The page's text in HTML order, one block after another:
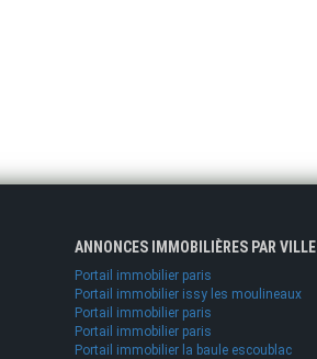
ANNONCES IMMOBILIÈRES PAR VILLE
Portail immobilier paris
Portail immobilier issy les moulineaux
Portail immobilier paris
Portail immobilier paris
Portail immobilier la baule escoublac